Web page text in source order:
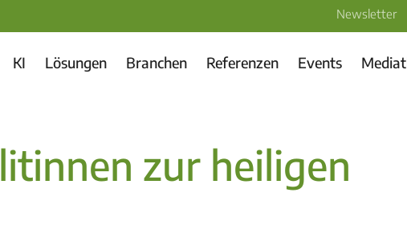
Newsletter
KI Lösungen Branchen Referenzen Events
zur heiligen